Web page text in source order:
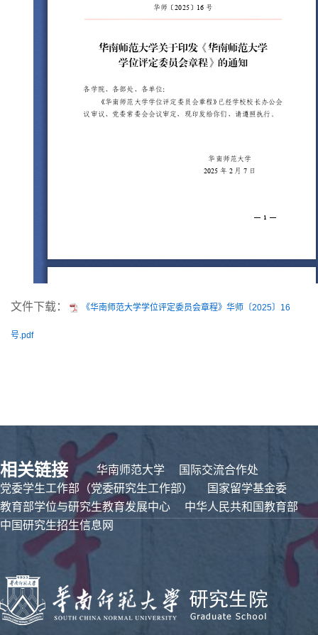
文件下载： 《华南师范大学学位评定委员会章程》华师〔2025〕16
号.pdf
相关链接 华南师范大学
国际交流合作处
党委学生工作部（党委研究生工作部）
国家留学基金委
教育部学位与研究生教育发展中心
中华人民共和国教育部
中国研究生招生信息网